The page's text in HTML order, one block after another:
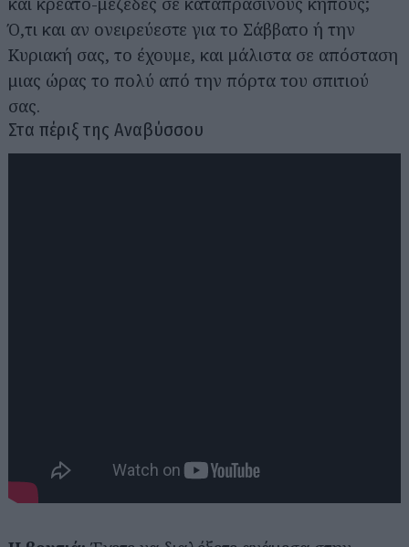
Ό,τι και αν ονειρεύεστε για το Σάββατο ή την
Κυριακή σας, το έχουμε, και μάλιστα σε απόσταση
μιας ώρας το πολύ από την πόρτα του σπιτιού
σας.
Στα πέριξ της Αναβύσσου